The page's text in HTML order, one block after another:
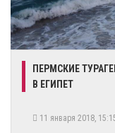
ПЕРМСКИЕ
В ЕГИПЕТ
11 января 2018,